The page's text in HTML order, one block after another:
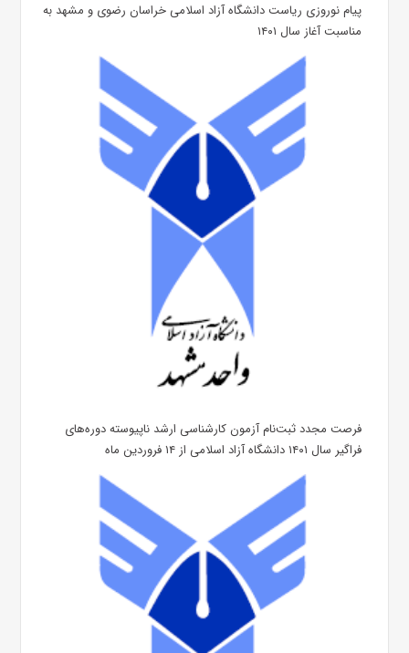
پیام نوروزی ریاست دانشگاه آزاد اسلامی خراسان رضوی و مشهد به
مناسبت آغاز سال ۱۴۰۱
فرصت مجدد ثبت‌نام آزمون کارشناسی ارشد ناپیوسته دوره‌های
فراگیر سال ۱۴۰۱ دانشگاه آزاد اسلامی از ۱۴ فروردین ماه